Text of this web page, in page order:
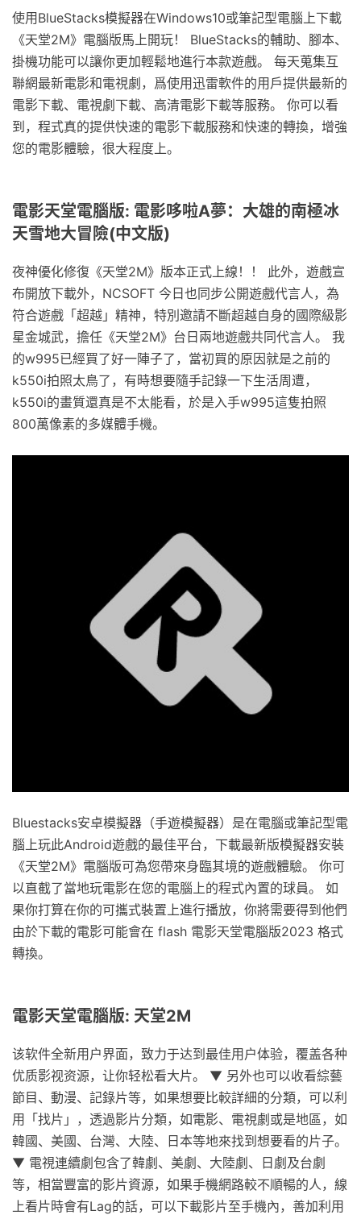
使用BlueStacks模擬器在Windows10或筆記型電腦上下載
《天堂2M》電腦版馬上開玩！ BlueStacks的輔助、腳本、
掛機功能可以讓你更加輕鬆地進行本款遊戲。 每天蒐集互
聯網最新電影和電視劇，爲使用迅雷軟件的用戶提供最新的
電影下載、電視劇下載、高清電影下載等服務。 你可以看
到，程式真的提供快速的電影下載服務和快速的轉換，增強
您的電影體驗，很大程度上。
電影天堂電腦版: 電影哆啦A夢：大雄的南極冰
天雪地大冒險(中文版)
夜神優化修復《天堂2M》版本正式上線！！ 此外，遊戲宣
布開放下載外，NCSOFT 今日也同步公開遊戲代言人，為
符合遊戲「超越」精神，特別邀請不斷超越自身的國際級影
星金城武，擔任《天堂2M》台日兩地遊戲共同代言人。 我
的w995已經買了好一陣子了，當初買的原因就是之前的
k550i拍照太鳥了，有時想要隨手記錄一下生活周遭，
k550i的畫質還真是不太能看，於是入手w995這隻拍照
800萬像素的多媒體手機。
Bluestacks安卓模擬器（手遊模擬器）是在電腦或筆記型電
腦上玩此Android遊戲的最佳平台，下載最新版模擬器安裝
《天堂2M》電腦版可為您帶來身臨其境的遊戲體驗。 你可
以直截了當地玩電影在您的電腦上的程式內置的球員。 如
果你打算在你的可攜式裝置上進行播放，你將需要得到他們
由於下載的電影可能會在 flash 電影天堂電腦版2023 格式
轉換。
電影天堂電腦版: 天堂2M
该软件全新用户界面，致力于达到最佳用户体验，覆盖各种
优质影视资源，让你轻松看大片。 ▼ 另外也可以收看綜藝
節目、動漫、記錄片等，如果想要比較詳細的分類，可以利
用「找片」，透過影片分類，如電影、電視劇或是地區，如
韓國、美國、台灣、大陸、日本等地來找到想要看的片子。
▼ 電視連續劇包含了韓劇、美劇、大陸劇、日劇及台劇
等，相當豐富的影片資源，如果手機網路較不順暢的人，線
上看片時會有Lag的話，可以下載影片至手機內，善加利用